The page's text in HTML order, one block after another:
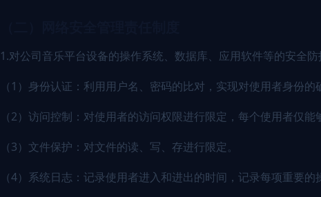
1.对公司音乐平台设备的操作系统、数据库、应用软件等的安全防
（1）身份认证：利用用户名、密码的比对，实现对使用者身份的
（2）访问控制：对使用者的访问权限进行限定，每个使用者仅能
（3）文件保护：对文件的读、写、存进行限定。
（4）系统日志：记录使用者进入和进出的时间，记录每项重要的